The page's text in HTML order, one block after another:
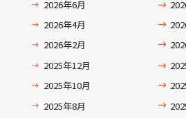
2026年6月
2026年4月
2026年2月
2025年12月
2025年10月
2025年8月